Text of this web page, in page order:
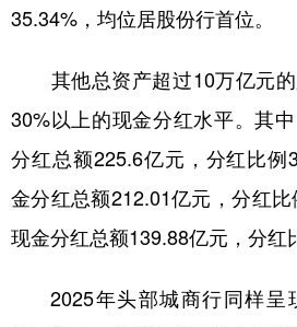
35.34%，均位居股份行首位。
其他总资产超过10万亿元的
30%以上的现金分红水平。其
分红总额225.6亿元，分红比例
金分红总额212.01亿元，分红
现金分红总额139.88亿元，分红
2025年头部城商行同样呈